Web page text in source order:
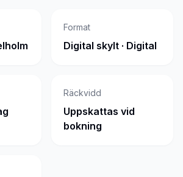
Format
Digital skylt · Digital
Räckvidd
Uppskattas vid
bokning